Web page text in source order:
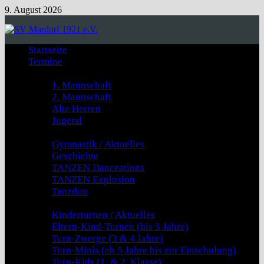
Zum
springen
9. August 2026
Startseite
Termine
1. Mannschaft
2. Mannschaft
Alte Herren
Jugend
Gymnastik / Aktuelles
Geschichte
TANZEN Danceations
TANZEN Explosion
Tanzduo
Kinderturnen / Aktuelles
Eltern-Kind-Turnen (bis 3 Jahre)
Turn-Zwerge (3 & 4 Jahre)
Turn-Minis (ab 5 Jahre bis zur Einschulung)